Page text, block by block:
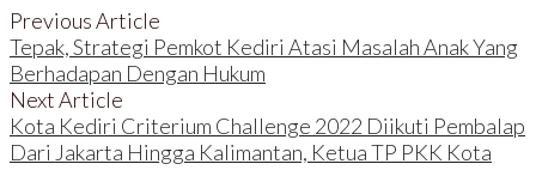
r
b
a
g
i
p
a
a
w
m
b
a
g
i
k
a
n
d
i
F
a
g
i
d
h
a
t
a
g
i
d
T
e
l
e
Previous Article
Tepak, Strategi Pemkot Kediri Atasi Masalah Anak Yang
Berhadapan Dengan Hukum
Next Article
Kota Kediri Criterium Challenge 2022 Diikuti Pembalap
Dari Jakarta Hingga Kalimantan, Ketua TP PKK Kota